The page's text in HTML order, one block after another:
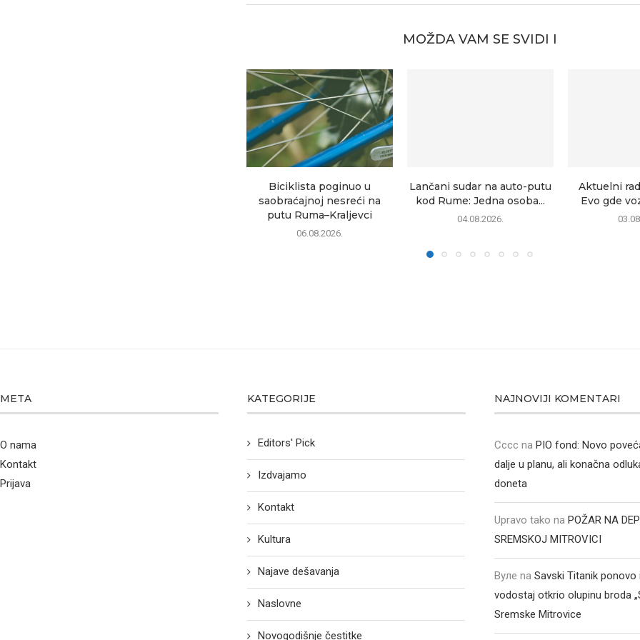
MOŽDA VAM SE SVIDI I
Biciklista poginuo u
saobraćajnoj nesreći na
putu Ruma–Kraljevci
06.08.2026.
Lančani sudar na auto-putu
kod Rume: Jedna osoba...
04.08.2026.
Aktuelni
Evo gde
META
O nama
Kontakt
Prijava
KATEGORIJE
Editors' Pick
Izdvajamo
Kontakt
Kultura
Najave dešavanja
Naslovne
Novogodišnje čestitke
NAJNOVIJI KOMENTARI
Cccc naPIO fond: Novo
dalje u planu, ali konačna
doneta
Upravo tako naPOŽAR NA
SREMSKOJ MITROVICI
Вуле naSavski Titanik ponovo
vodostaj otkrio olupinu broda
Sremske Mitrovice